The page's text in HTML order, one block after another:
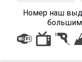
Номер наш
большим